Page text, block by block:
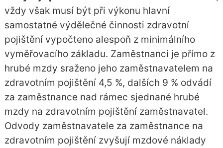
vždy však musí být při výkonu hlavní
samostatné výdělečné činnosti zdravotní
pojištění vypočteno alespoň z minimálního
vyměřovacího základu. Zaměstnanci je přímo z
hrubé mzdy sraženo jeho zaměstnavatelem na
zdravotním pojištění 4,5 %, dalších 9 % odvádí
za zaměstnance nad rámec sjednané hrubé
mzdy na zdravotním pojištění zaměstnavatel.
Odvody zaměstnavatele za zaměstnance na
zdravotním pojištění zvyšují mzdové náklady